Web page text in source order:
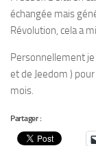
échangée mais
Révolution, cela a
Personnellement
et de Jeedom )
mois.
Partager :